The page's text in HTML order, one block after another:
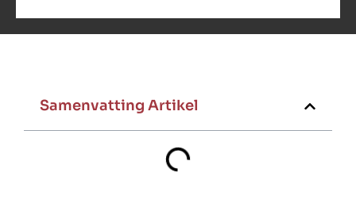
Samenvatting Artikel